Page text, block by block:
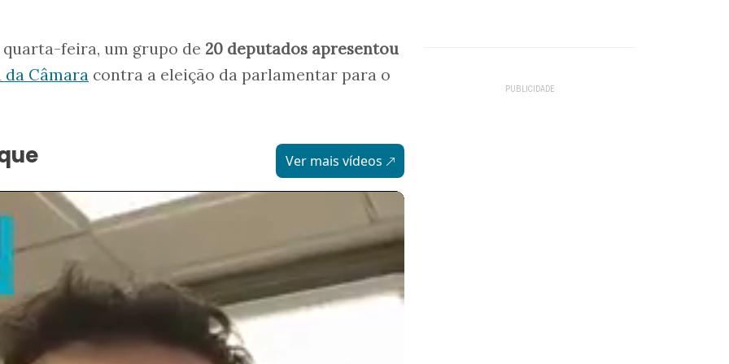
feira, um grupo de 20 deputados apresentou
Câmara contra a eleição da parlamentar para o
Ver mais vídeos